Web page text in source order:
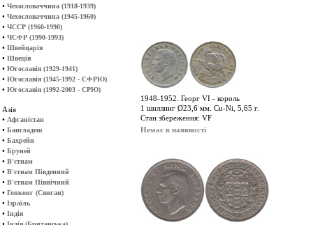
• Чехословаччина (1918-1939)
• Чехословаччина (1945-1960)
• ЧССР (1960-1990)
• ЧСФР (1990-1993)
• Швейцарія
• Швеція
• Югославія (1929-1941)
• Югославія (1945-1992 - СФРЮ)
• Югославія (1992-2003 - СРЮ)
Азія
• Афганістан
• Бангладеш
• Бахрейн
• Бруней
• В'єтнам
• В'єтнам Південний
• В'єтнам Північний
• Гонконг (Сянган)
• Ізраїль
• Індія
1948-1952. Георг VI - король
1 шиллинг Ø23,6 мм. Cu-Ni, 5,65 г.
Стан збереження: VF
Немає в наявності